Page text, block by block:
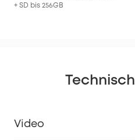
+ SD bis 256GB
Video